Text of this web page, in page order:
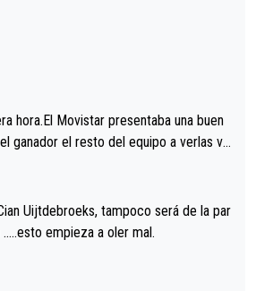
hora.El Movistar presentaba una buen
ganador el resto del equipo a verlas ve
es la mejoría de Enric Más en San Seb
Burgos sigue la mejoría, podríamos ten
Vuelta.Ojalá.
Uijtdebroeks, tampoco será de la par
empieza a oler mal.